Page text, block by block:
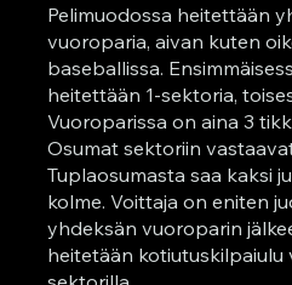
Pelimuodossa heitettään
vuoroparia, aivan kuten
baseballissa.
heitettään 1-sektoria,
Vuoroparissa on aina 3
Osumat sektoriin
Tuplaosumasta saa kaksi
kolme. Voittaja on eniten
yhdeksän vuoroparin
heitetään kotiutuskilpaiulu